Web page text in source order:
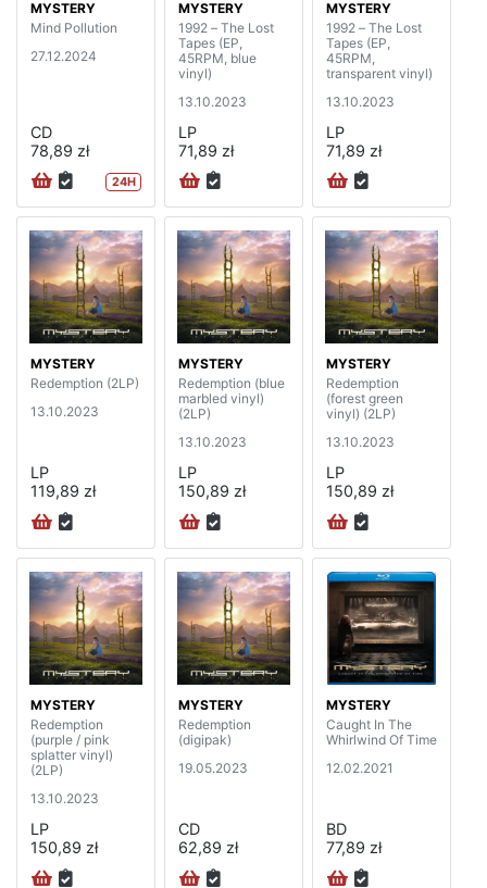
MYSTERY
Mind Pollution
27.12.2024
CD
78,89 zł
24H
MYSTERY
1992 – The Lost
Tapes (EP,
45RPM, blue
vinyl)
13.10.2023
LP
71,89 zł
MYSTERY
1992 – The Lost
Tapes (EP,
45RPM,
transparent vinyl)
13.10.2023
LP
71,89 zł
MYSTERY
Redemption (2LP)
13.10.2023
LP
119,89 zł
MYSTERY
Redemption (blue
marbled vinyl)
(2LP)
13.10.2023
LP
150,89 zł
MYSTERY
Redemption
(forest green
vinyl) (2LP)
13.10.2023
LP
150,89 zł
MYSTERY
Redemption
(purple / pink
splatter vinyl)
(2LP)
13.10.2023
LP
150,89 zł
MYSTERY
Redemption
(digipak)
19.05.2023
CD
62,89 zł
MYSTERY
Caught In The
Whirlwind Of Time
12.02.2021
BD
77,89 zł